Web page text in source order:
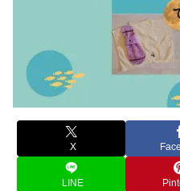
X
LINE